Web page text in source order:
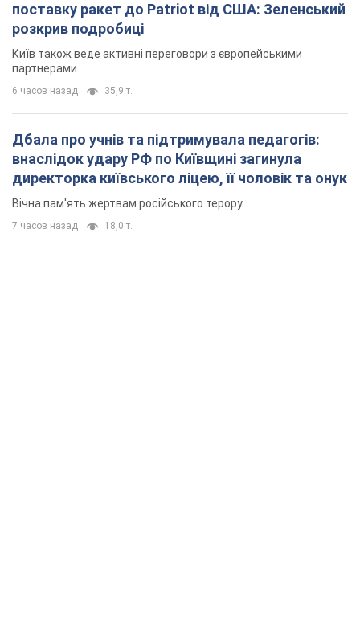
поставку ракет до Patriot від США: Зеленський
розкрив подробиці
Київ також веде активні переговори з європейськими
партнерами
6 часов назад 35,9 т.
Дбала про учнів та підтримувала педагогів:
внаслідок удару РФ по Київщині загинула
директорка київського ліцею, її чоловік та онук
Вічна пам'ять жертвам російського терору
7 часов назад 18,0 т.